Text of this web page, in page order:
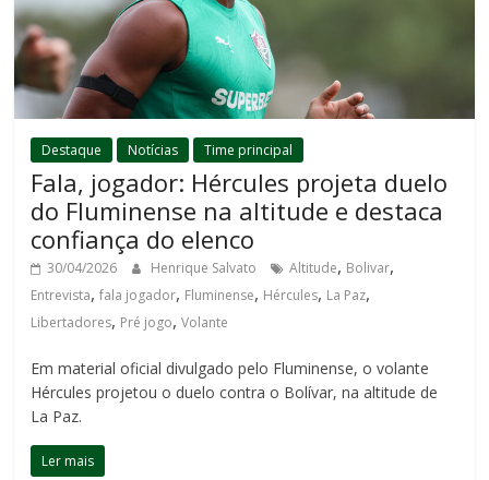
Destaque Notícias Time principal
Fala, jogador: Hércules projeta duelo
do Fluminense na altitude e destaca
confiança do elenco
30/04/2026 Henrique Salvato Altitude, Bolivar,
Entrevista,fala jogador, Fluminense, Hércules, La Paz,
Libertadores, Pré jogo,Volante
Em material oficial divulgado pelo Fluminense, o volante
Hércules projetou o duelo contra o Bolívar, na altitude de
La Paz.
Ler mais